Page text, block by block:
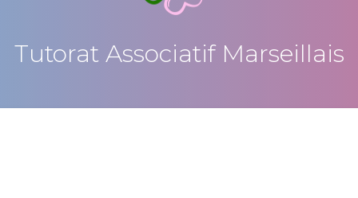
Tutorat Associatif Marseillais